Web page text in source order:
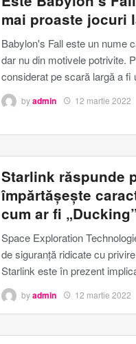
mai proaste jocuri
Babylon's Fall este un nume
dar nu din motivele potrivite.
considerat pe scară largă a
by admin 12 martie 2022
Starlink răspunde
împărtășește
cum ar fi „Ducking”
Space Exploration
de siguranță ridicate cu
Starlink este în prezent
by admin 12 martie 2022